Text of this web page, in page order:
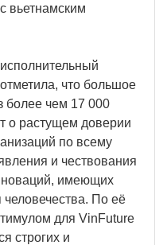
вьетнамским
что большое
более чем 17 000
о растущем доверии
по всему
и чествования
имеющих
человечества. По её
для VinFuture
строгих и